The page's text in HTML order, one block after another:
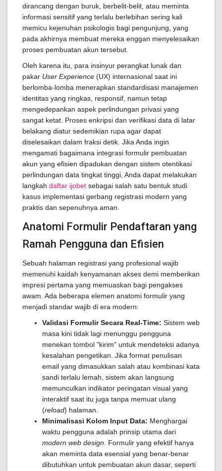
dirancang dengan buruk, berbelit-belit, atau meminta
informasi sensitif yang terlalu berlebihan sering kali
memicu kejenuhan psikologis bagi pengunjung, yang
pada akhirnya membuat mereka enggan menyelesaikan
proses pembuatan akun tersebut.
Oleh karena itu, para insinyur perangkat lunak dan
pakar User Experience (UX) internasional saat ini
berlomba-lomba menerapkan standardisasi manajemen
identitas yang ringkas, responsif, namun tetap
mengedepankan aspek perlindungan privasi yang
sangat ketat. Proses enkripsi dan verifikasi data di latar
belakang diatur sedemikian rupa agar dapat
diselesaikan dalam fraksi detik. Jika Anda ingin
mengamati bagaimana integrasi formulir pembuatan
akun yang efisien dipadukan dengan sistem otentikasi
perlindungan data tingkat tinggi, Anda dapat melakukan
langkah daftar ijobet sebagai salah satu bentuk studi
kasus implementasi gerbang registrasi modern yang
praktis dan sepenuhnya aman.
Anatomi Formulir Pendaftaran yang
Ramah Pengguna dan Efisien
Sebuah halaman registrasi yang profesional wajib
memenuhi kaidah kenyamanan akses demi memberikan
impresi pertama yang memuaskan bagi pengakses
awam. Ada beberapa elemen anatomi formulir yang
menjadi standar wajib di era modern:
Validasi Formulir Secara Real-Time: Sistem web
masa kini tidak lagi menunggu pengguna
menekan tombol "kirim" untuk mendeteksi adanya
kesalahan pengetikan. Jika format penulisan
email yang dimasukkan salah atau kombinasi kata
sandi terlalu lemah, sistem akan langsung
memunculkan indikator peringatan visual yang
interaktif saat itu juga tanpa memuat ulang
(reload) halaman.
Minimalisasi Kolom Input Data: Menghargai
waktu pengguna adalah prinsip utama dari
modern web design . Formulir yang efektif hanya
akan meminta data esensial yang benar-benar
dibutuhkan untuk pembuatan akun dasar, seperti